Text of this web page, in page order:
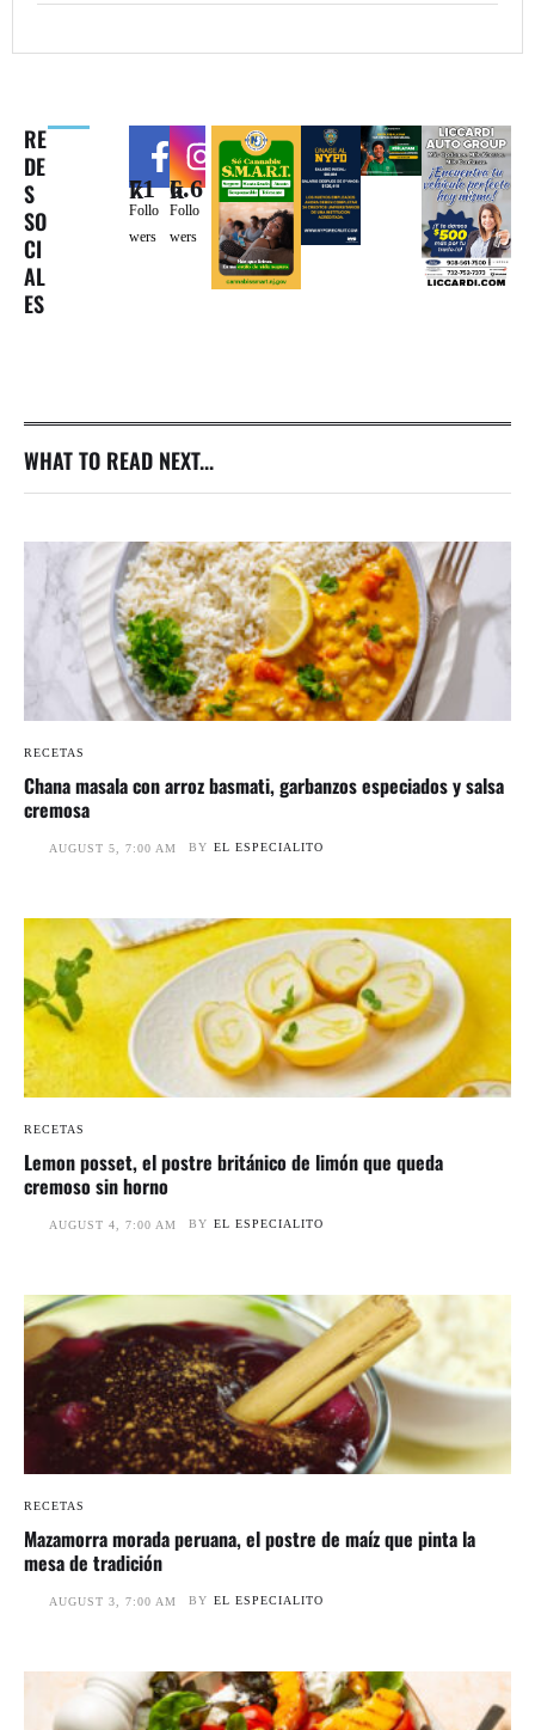
RE
DE
S
SO
CI
AL
ES
71k
Follo
wers
6.6k
Follo
wers
WHAT TO READ NEXT...
RECETAS
Chana masala con arroz basmati, garbanzos especiados y salsa
cremosa
AUGUST 5, 7:00 AM BY EL ESPECIALITO
RECETAS
Lemon posset, el postre británico de limón que queda
cremoso sin horno
AUGUST 4, 7:00 AM BY EL ESPECIALITO
RECETAS
Mazamorra morada peruana, el postre de maíz que pinta la
mesa de tradición
AUGUST 3, 7:00 AM BY EL ESPECIALITO